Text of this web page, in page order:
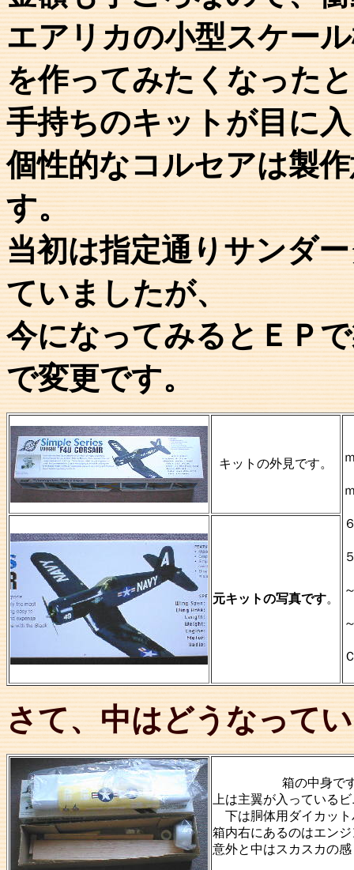
エアリカの小型スケー
を作ってみたくなった
手持ちのキットが目に
個性的なコルセアは製
す。
当初は指定通りサンダ
ていましたが、
今になってみるとＥＰ
で変更です。
キットの外見です。
元キットの写真です。
さて、中はどうなって
箱の中身で
上は主翼が入っている
下は胴体用ダイカッ
箱内右にあるのはエン
意外と中はスカスカの